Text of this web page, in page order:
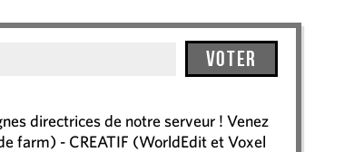
Voter
directrices de notre serveur ! Venez
farm) - CREATIF (WorldEdit et Voxel